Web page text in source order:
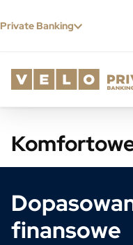
Private Banking
finansowe